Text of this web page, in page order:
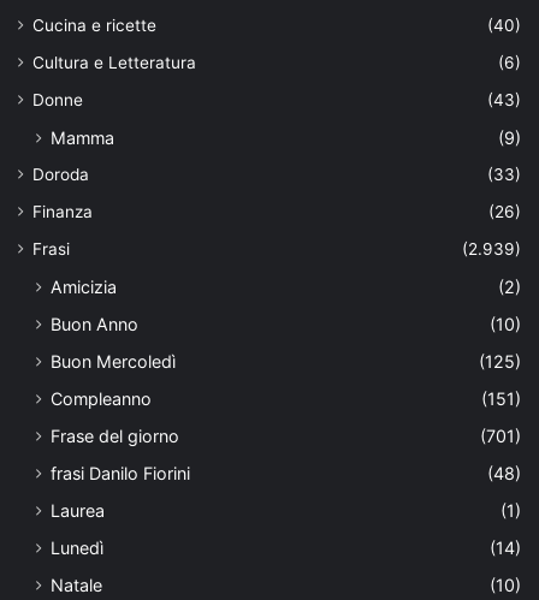
Cucina e ricette
(40)
Cultura e Letteratura
(6)
Donne
(43)
Mamma (9)
Doroda
(33)
Finanza
(26)
Frasi
(2.939)
Amicizia
(2)
Buon Anno
(10)
Buon Mercoledì
(125)
Compleanno
(151)
Frase del giorno
(701)
frasi Danilo Fiorini
(48)
Laurea
(1)
Lunedì
(14)
Natale
(10)